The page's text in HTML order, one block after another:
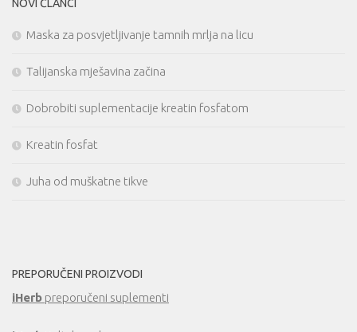
NOVI ČLANCI
Maska za posvjetljivanje tamnih mrlja na licu
Talijanska mješavina začina
Dobrobiti suplementacije kreatin fosfatom
Kreatin fosfat
Juha od muškatne tikve
PREPORUČENI PROIZVODI
iHerb preporučeni suplementi